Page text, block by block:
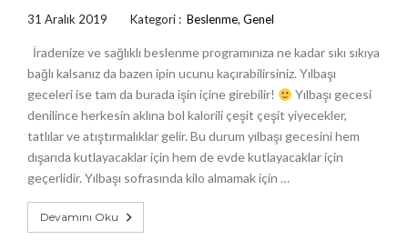
31 Aralık 2019 Kategori : Beslenme, Genel
İradenize ve sağlıklı beslenme programınıza ne kadar sıkı sıkıya
bağlı kalsanız da bazen ipin ucunu kaçırabilirsiniz. Yılbaşı
geceleri ise tam da burada işin içine girebilir!
Yılbaşı gecesi
denilince herkesin aklına bol kalorili çeşit çeşit yiyecekler,
tatlılar ve atıştırmalıklar gelir. Bu durum yılbaşı gecesini hem
dışarıda kutlayacaklar için hem de evde kutlayacaklar için
geçerlidir. Yılbaşı sofrasında kilo almamak için …
Devamını Oku